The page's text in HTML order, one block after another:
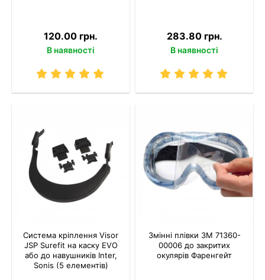
120.00 грн.
В наявності
283.80 грн.
В наявності
Система кріплення Visor
JSP Surefit на каску EVO
або до навушників Inter,
Sonis (5 елементів)
Змінні плівки 3M 71360-
00006 до закритих
окулярів Фаренгейт